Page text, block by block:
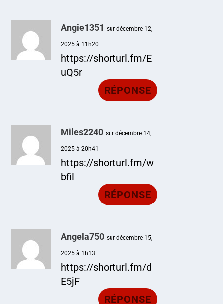
Angie1351 sur décembre 12,
2025 à 11h20
https://shorturl.fm/E
uQ5r
RÉPONSE
Miles2240 sur décembre 14,
2025 à 20h41
https://shorturl.fm/w
bfil
RÉPONSE
Angela750 sur décembre 15,
2025 à 1h13
https://shorturl.fm/d
E5jF
RÉPONSE